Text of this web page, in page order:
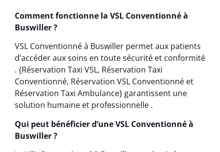
Comment fonctionne la VSL Conventionné à
Buswiller ?
VSL Conventionné à Buswiller permet aux patients
d’accéder aux soins en toute sécurité et conformité
. {Réservation Taxi VSL, Réservation Taxi
Conventionné, Réservation VSL Conventionné et
Réservation Taxi Ambulance} garantissent une
solution humaine et professionnelle .
Qui peut bénéficier d’une VSL Conventionné à
Buswiller ?